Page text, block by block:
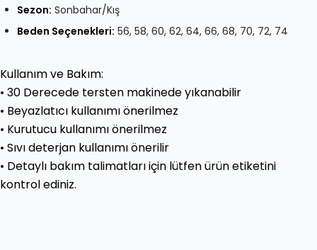
Sezon: Sonbahar/Kış
Beden Seçenekleri: 56, 58, 60, 62, 64, 66, 68, 70, 72, 74
Kullanım ve Bakım:
• 30 Derecede tersten makinede yıkanabilir
• Beyazlatıcı kullanımı önerilmez
• Kurutucu kullanımı önerilmez
• Sıvı deterjan kullanımı önerilir
• Detaylı bakım talimatları için lütfen ürün etiketini
kontrol ediniz.